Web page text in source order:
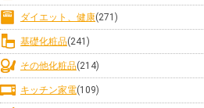
ダイエット、健康(271)
基礎化粧品(241)
その他化粧品(214)
キッチン家電(109)